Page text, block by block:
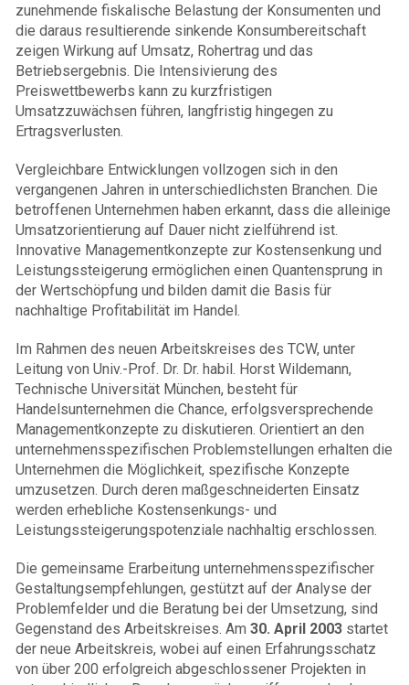
zunehmende fiskalische Belastung der Konsumenten und
die daraus resultierende sinkende Konsumbereitschaft
zeigen Wirkung auf Umsatz, Rohertrag und das
Betriebsergebnis. Die Intensivierung des
Preiswettbewerbs kann zu kurzfristigen
Umsatzzuwächsen führen, langfristig hingegen zu
Ertragsverlusten.
Vergleichbare Entwicklungen vollzogen sich in den
vergangenen Jahren in unterschiedlichsten Branchen. Die
betroffenen Unternehmen haben erkannt, dass die alleinige
Umsatzorientierung auf Dauer nicht zielführend ist.
Innovative Managementkonzepte zur Kostensenkung und
Leistungssteigerung ermöglichen einen Quantensprung in
der Wertschöpfung und bilden damit die Basis für
nachhaltige Profitabilität im Handel.
Im Rahmen des neuen Arbeitskreises des TCW, unter
Leitung von Univ.-Prof. Dr. Dr. habil. Horst Wildemann,
Technische Universität München, besteht für
Handelsunternehmen die Chance, erfolgsversprechende
Managementkonzepte zu diskutieren. Orientiert an den
unternehmens­spezifischen Problemstellungen erhalten die
Unternehmen die Möglichkeit, spezifische Konzepte
umzusetzen. Durch deren maßgeschneiderten Einsatz
werden erhebliche Kostensenkungs- und
Leistungssteigerungspotenziale nachhaltig erschlossen.
Die gemeinsame Erarbeitung unternehmensspezifischer
Gestaltungsempfehlungen, gestützt auf der Analyse der
Problemfelder und die Beratung bei der Umsetzung, sind
Gegenstand des Arbeitskreises. Am 30. April 2003 startet
der neue Arbeitskreis, wobei auf einen Erfahrungsschatz
von über 200 erfolgreich abgeschlossener Projekten in